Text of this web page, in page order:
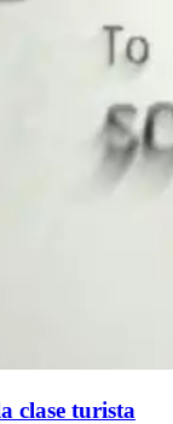
clase turista